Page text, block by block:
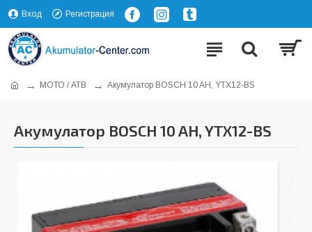
Вход Регистрация
МОТО / АТВ Акумулатор BOSCH 10 AH, YTX12-BS
Акумулатор BOSCH 10 AH, YTX12-BS